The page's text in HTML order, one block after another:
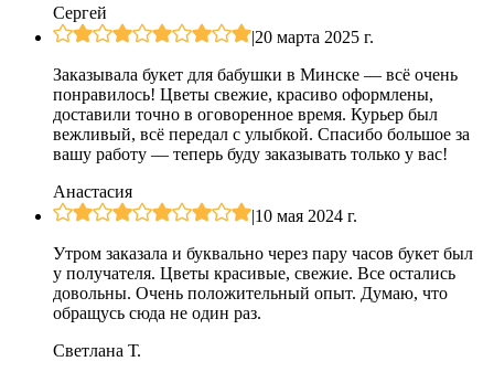
Сергей
|20 марта 2025 г.
Заказывала букет для бабушки в Минске — всё очень
понравилось! Цветы свежие, красиво оформлены,
доставили точно в оговоренное время. Курьер был
вежливый, всё передал с улыбкой. Спасибо большое за
вашу работу — теперь буду заказывать только у вас!
Анастасия
|10 мая 2024 г.
Утром заказала и буквально через пару часов букет был
у получателя. Цветы красивые, свежие. Все остались
довольны. Очень положительный опыт. Думаю, что
обращусь сюда не один раз.
Светлана Т.